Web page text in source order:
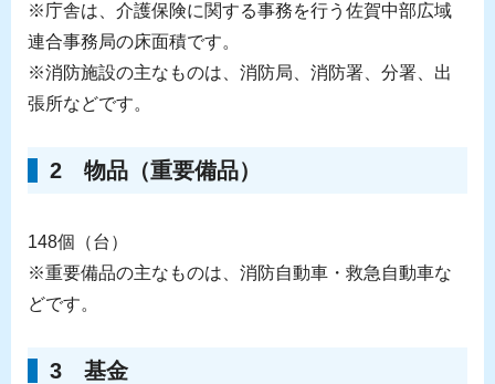
※庁舎は、介護保険に関する事務を行う佐賀中部広域
連合事務局の床面積です。
※消防施設の主なものは、消防局、消防署、分署、出
張所などです。
2 物品（重要備品）
148個（台）
※重要備品の主なものは、消防自動車・救急自動車な
どです。
3 基金